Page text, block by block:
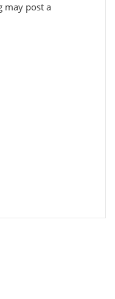
may post a